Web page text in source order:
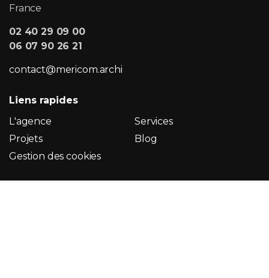
France
02 40 29 09 00
06 07 90 26 21
contact@mericom.archi
Liens rapides
L'agence
Services
Projets
Blog
Gestion des cookies